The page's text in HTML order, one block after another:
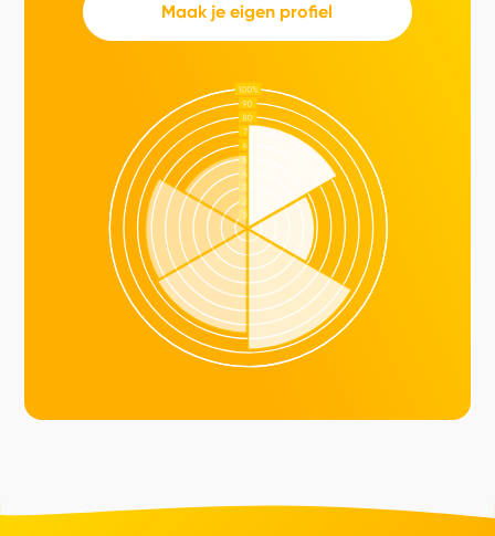
Maak je eigen profiel